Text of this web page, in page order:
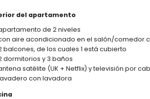
del apartamento
de 2 niveles
aire acondicionado en el salón/comedor
balcones, de los cuales 1 está cubierto
dormitorios y 3 baños
satélite (UK + Netflix) y televisión por
con lavadora